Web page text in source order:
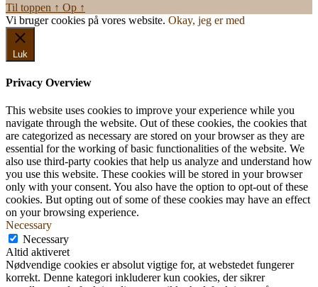
Til toppen ↑ Op ↑
Vi bruger cookies på vores website. Okay, jeg er med
Luk
Privacy Overview
This website uses cookies to improve your experience while you
navigate through the website. Out of these cookies, the cookies that
are categorized as necessary are stored on your browser as they are
essential for the working of basic functionalities of the website. We
also use third-party cookies that help us analyze and understand how
you use this website. These cookies will be stored in your browser
only with your consent. You also have the option to opt-out of these
cookies. But opting out of some of these cookies may have an effect
on your browsing experience.
Necessary
Necessary
Altid aktiveret
Nødvendige cookies er absolut vigtige for, at webstedet fungerer
korrekt. Denne kategori inkluderer kun cookies, der sikrer